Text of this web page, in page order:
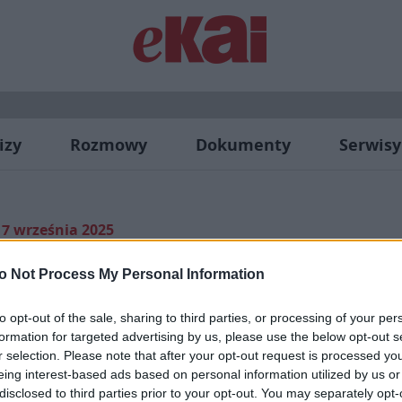
Not Process My Personal Information
opt-out of the sale, sharing to third parties, or processing of your
for targeted advertising by us, please use the below opt-out
selection. Please note that after your opt-out request is processed
interest-based ads based on personal information utilized by us
to third parties prior to your opt-out. You may separately
Rozmowy Dokumenty
września 2025
XIV | 7 września